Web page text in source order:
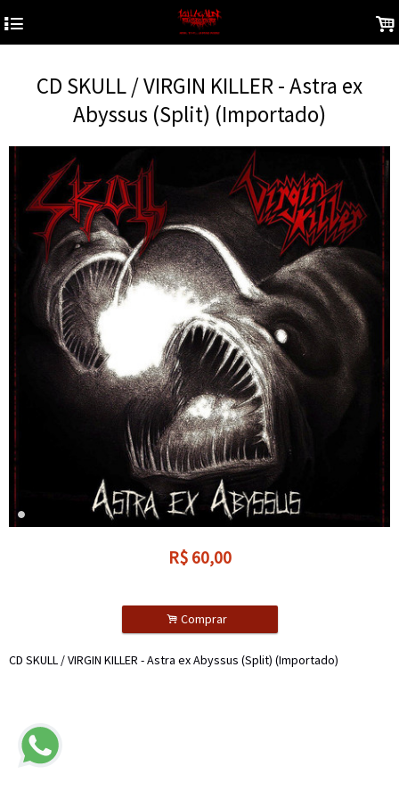
4 .
CD SKULL / VIRGIN KILLER - Astra ex
Abyssus (Split) (Importado)
R$ 60,00
. Comprar
CD SKULL / VIRGIN KILLER - Astra ex Abyssus (Split) (Importado)